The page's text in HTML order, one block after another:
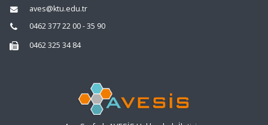
aves@ktu.edu.tr
0462 377 22 00 - 35 90
0462 325 34 84